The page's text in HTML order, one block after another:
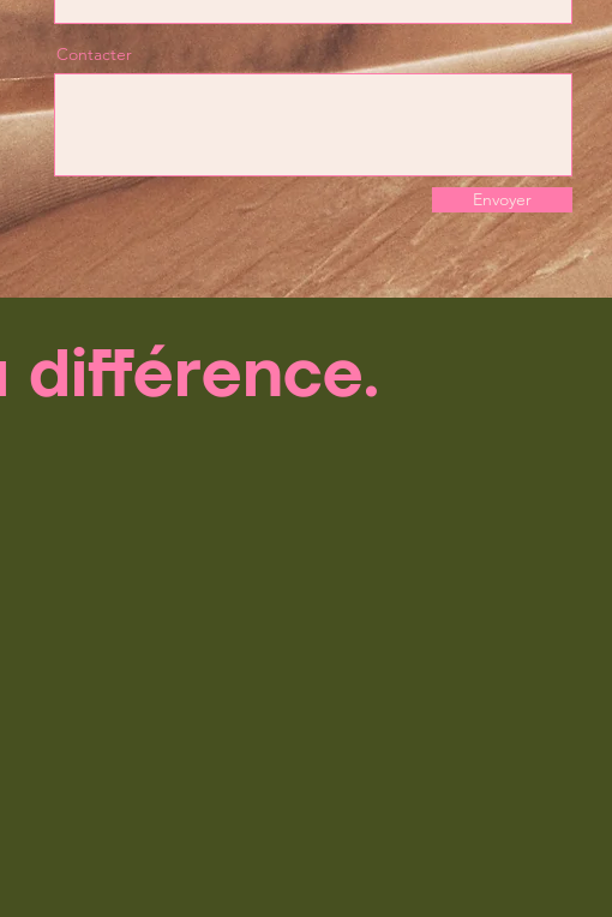
Contacter
Envoyer
différence.